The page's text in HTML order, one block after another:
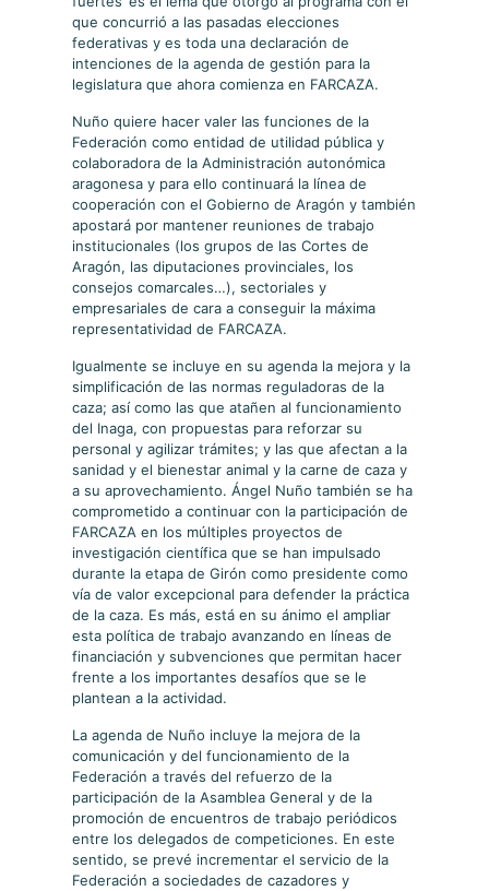
que concurrió a las pasadas elecciones
federativas y es toda una declaración de
intenciones de la agenda de gestión para la
legislatura que ahora comienza en FARCAZA.
Nuño quiere hacer valer las funciones de la
Federación como entidad de utilidad pública y
colaboradora de la Administración autonómica
aragonesa y para ello continuará la línea de
cooperación con el Gobierno de Aragón y también
apostará por mantener reuniones de trabajo
institucionales (los grupos de las Cortes de
Aragón, las diputaciones provinciales, los
consejos comarcales…), sectoriales y
empresariales de cara a conseguir la máxima
representatividad de FARCAZA.
Igualmente se incluye en su agenda la mejora y la
simplificación de las normas reguladoras de la
caza; así como las que atañen al funcionamiento
del Inaga, con propuestas para reforzar su
personal y agilizar trámites; y las que afectan a la
sanidad y el bienestar animal y la carne de caza y
a su aprovechamiento. Ángel Nuño también se ha
comprometido a continuar con la participación de
FARCAZA en los múltiples proyectos de
investigación científica que se han impulsado
durante la etapa de Girón como presidente como
vía de valor excepcional para defender la práctica
de la caza. Es más, está en su ánimo el ampliar
esta política de trabajo avanzando en líneas de
financiación y subvenciones que permitan hacer
frente a los importantes desafíos que se le
plantean a la actividad.
La agenda de Nuño incluye la mejora de la
comunicación y del funcionamiento de la
Federación a través del refuerzo de la
participación de la Asamblea General y de la
promoción de encuentros de trabajo periódicos
entre los delegados de competiciones. En este
sentido, se prevé incrementar el servicio de la
Federación a sociedades de cazadores y